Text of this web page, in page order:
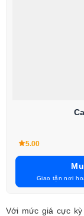
5.00
Giao tận nơi
Với mức giá cực kỳ